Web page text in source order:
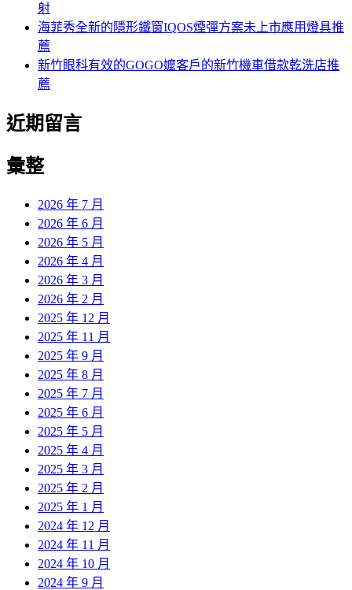
射
海菲秀全新的隱形鐵窗IQOS煙彈方案未上市應用燈具推
薦
新竹眼科有效的GOGO嬤客戶的新竹機車借款乾洗店推
薦
近期留言
彙整
2026 年 7 月
2026 年 6 月
2026 年 5 月
2026 年 4 月
2026 年 3 月
2026 年 2 月
2025 年 12 月
2025 年 11 月
2025 年 9 月
2025 年 8 月
2025 年 7 月
2025 年 6 月
2025 年 5 月
2025 年 4 月
2025 年 3 月
2025 年 2 月
2025 年 1 月
2024 年 12 月
2024 年 11 月
2024 年 10 月
2024 年 9 月